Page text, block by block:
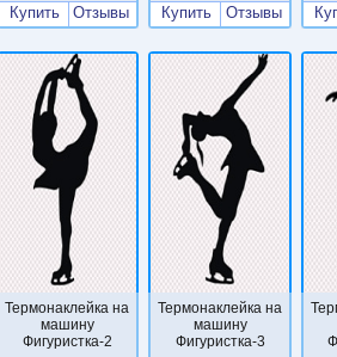
Купить
Отзывы
Купить
Отзывы
Термонаклейка на
машину
Фигуристка-2
Термонаклейка на
машину
Фигуристка-3